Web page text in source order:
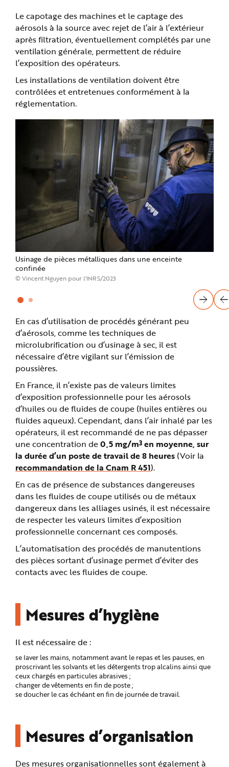
Le capotage des machines et le captage des
aérosols à la source avec rejet de l’air à l’extérieur
après filtration, éventuellement complétés par une
ventilation générale, permettent de réduire
l’exposition des opérateurs.
Les installations de ventilation doivent être
contrôlées et entretenues conformément à la
réglementation.
Usinage de pièces métalliques dans une enceinte
confinée
© Vincent Nguyen pour l'INRS/2023
©
En cas d’utilisation de procédés générant peu
d’aérosols, comme les techniques de
microlubrification ou d’usinage à sec, il est
nécessaire d’être vigilant sur l’émission de
poussières.
En France, il n’existe pas de valeurs limites
d’exposition professionnelle pour les aérosols
d’huiles ou de fluides de coupe (huiles entières ou
fluides aqueux). Cependant, dans l’air inhalé par les
opérateurs, il est recommandé de ne pas dépasser
une concentration de0,5 mg/m3 en moyenne, sur
la durée d’un poste de travail de 8 heures (Voir la
recommandation de la Cnam R 451).
En cas de présence de substances dangereuses
dans les fluides de coupe utilisés ou de métaux
dangereux dans les alliages usinés, il est nécessaire
de respecter les valeurs limites d’exposition
professionnelle concernant ces composés.
L’automatisation des procédés de manutentions
des pièces sortant d’usinage permet d’éviter des
contacts avec les fluides de coupe.
Mesures d’hygiène
Il est nécessaire de :
se laver les mains, notamment avant le repas et les pauses, en
proscrivant les solvants et les détergents trop alcalins ainsi que
ceux chargés en particules abrasives ;
changer de vêtements en fin de poste ;
se doucher le cas échéant en fin de journée de travail.
Mesures d’organisation
Des mesures organisationnelles sont également à